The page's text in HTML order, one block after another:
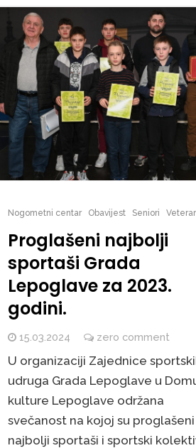
Nogometni centar Obavijest Seniori
Proglašeni najbolji
sportaši Grada
Lepoglave za 2023.
godini.
15.03.2024 zero comment
U organizaciji Zajednice
udruga Grada Lepoglave u
kulture Lepoglave održana
svečanost na kojoj su proglašeni
najbolji sportaši i sportski